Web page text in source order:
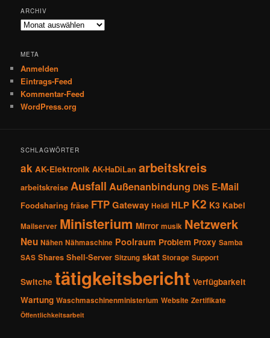
ARCHIV
Archiv
META
Anmelden
Eintrags-Feed
Kommentar-Feed
WordPress.org
SCHLAGWÖRTER
ak AK-Elektronik AK-HaDiLan arbeitskreis
arbeitskreise Ausfall Außenanbindung DNS E-Mail
Foodsharing fräse FTPGateway Heidi HLP K2 K3 Kabel
Mailserver Ministerium Mirror musik Netzwerk
Neu Nähen Nähmaschine Poolraum Problem Proxy Samba
SAS Shares Shell-Server Sitzung skat Storage Support
Switche tätigkeitsbericht Verfügbarkeit
Wartung Waschmaschinenministerium Website Zertifikate
Öffentlichkeitsarbeit